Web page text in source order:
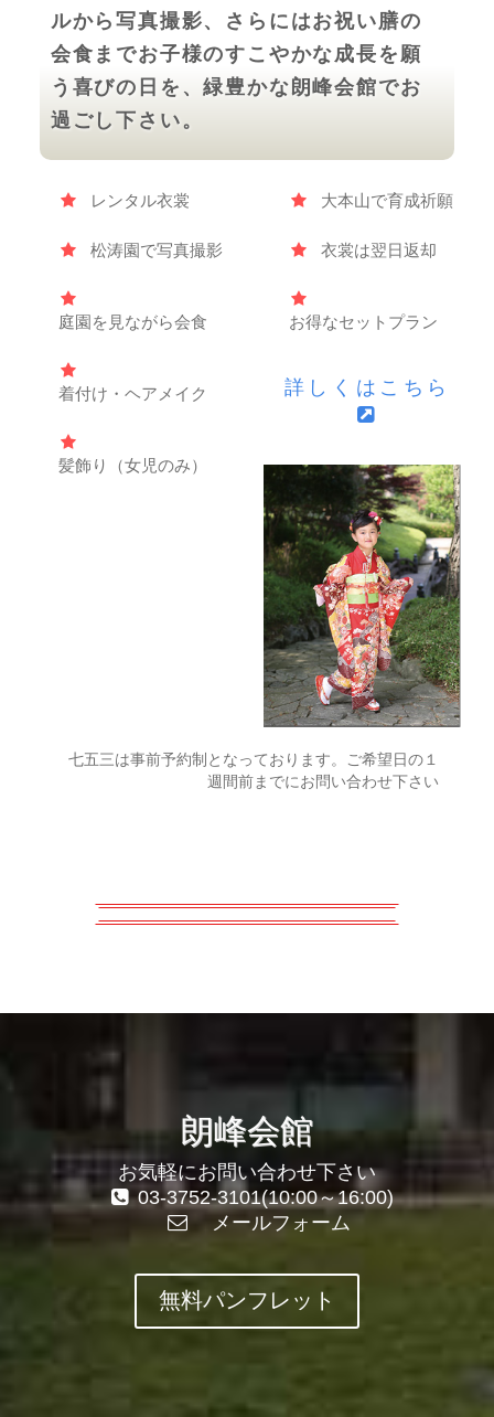
ルから写真撮影、さらにはお祝い膳の
会食までお子様のすこやかな成長を願
う喜びの日を、緑豊かな朗峰会館でお
過ごし下さい。
レンタル衣裳
松涛園で写真撮影
庭園を見ながら会食
着付け・ヘアメイク
髪飾り（女児のみ）
大本山で育成祈願
衣裳は翌日返却
お得なセットプラン
詳しくはこちら
七五三は事前予約制となっております。ご希望日の１
週間前までにお問い合わせ下さい
朗峰会館
お気軽にお問い合わせ下さい
03-3752-3101(10:00～16:00)
メールフォーム
無料パンフレット